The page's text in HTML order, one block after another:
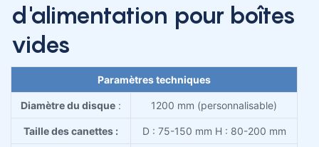
d'alimentation pour boîtes
vides
Paramètres techniques
Diamètre du disque : 1200 mm (personnalisable)
Taille des canettes : D : 75-150 mm H : 80-200 mm